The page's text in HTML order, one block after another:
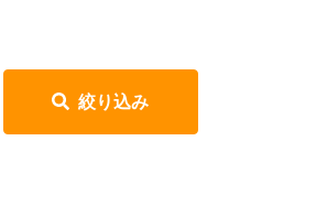
絞り込み